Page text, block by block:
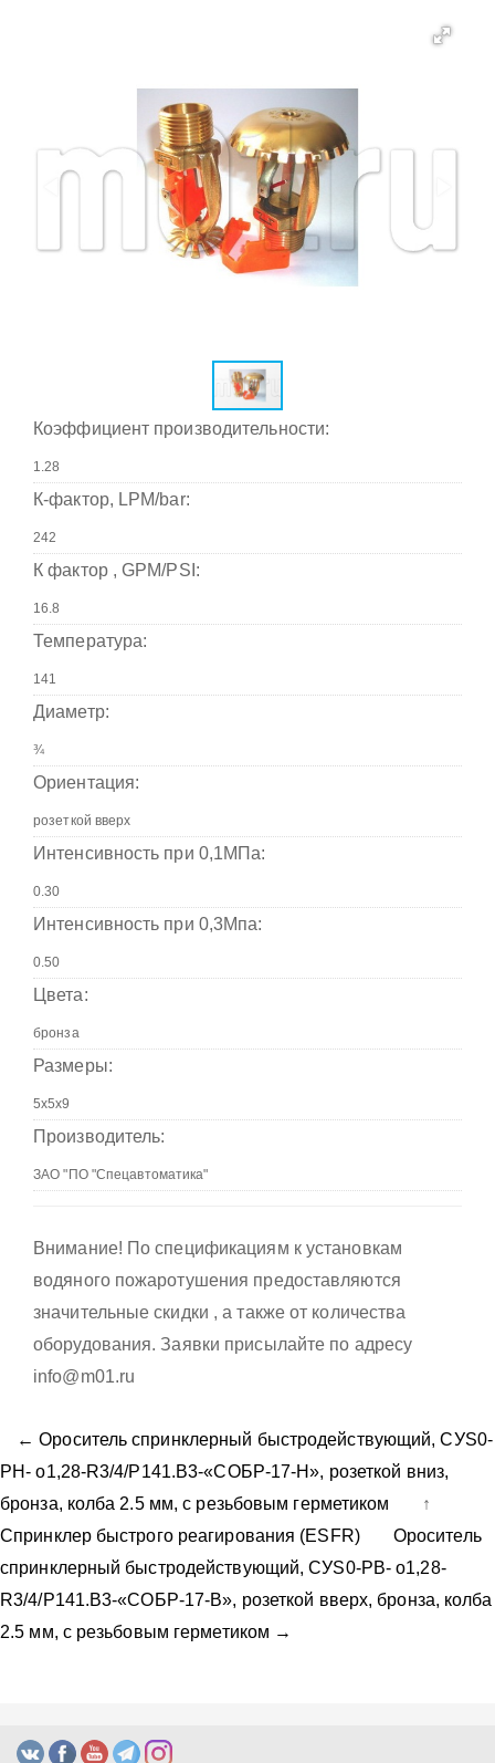
Коэффициент производительности:
К-фактор, LPM/bar:
К фактор , GPM/PSI:
Температура:
Диаметр:
Ориентация:
Интенсивность при 0,1МПа:
Интенсивность при 0,3Мпа:
Цвета:
Размеры:
Производитель:
Внимание! По спецификациям к установкам
водяного пожаротушения предоставляются
значительные скидки , а также от количества
оборудования. Заявки присылайте по адресу
info@m01.ru
← Ороситель спринклерный быстродействующий, CУS0-
PН- о1,28-R3/4/P141.B3-«СОБР-17-Н», розеткой вниз,
бронза, колба 2.5 мм, с резьбовым герметиком
↑
Спринклер быстрого реагирования (ESFR)
Ороситель
спринклерный быстродействующий, CУS0-PВ- о1,28-
R3/4/P141.B3-«СОБР-17-В», розеткой вверх, бронза, колба
2.5 мм, с резьбовым герметиком →